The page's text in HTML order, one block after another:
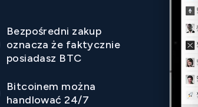
Bezpośredni zakup
oznacza że faktycznie
posiadasz BTC
Bitcoinem można
handlować 24/7